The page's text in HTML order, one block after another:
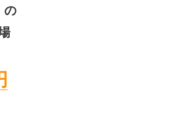
の